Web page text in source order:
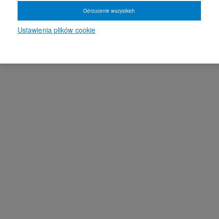
Ustawienia plików cookie
Odrzucenie wszystkich